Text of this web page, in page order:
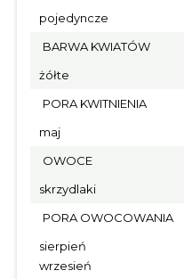
pojedyncze
BARWA KWIATÓW
żółte
PORA KWITNIENIA
maj
OWOCE
skrzydlaki
PORA OWOCOWANIA
sierpień
wrzesień